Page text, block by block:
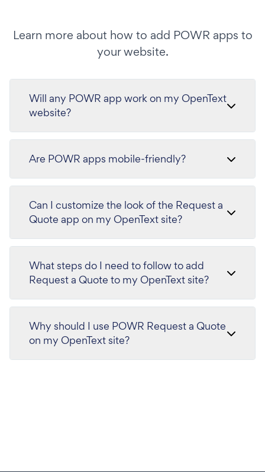
Learn more about how to add POWR apps to
your website.
Will any POWR app work on my OpenText
website?
Are POWR apps mobile-friendly?
Can I customize the look of the Request a
Quote app on my OpenText site?
What steps do I need to follow to add
Request a Quote to my OpenText site?
Why should I use POWR Request a Quote
on my OpenText site?